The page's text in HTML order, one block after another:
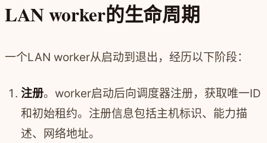
LAN worker的生命周期
一个LAN worker从启动到退出，经历以下阶段：
注册。worker启动后向调度器注册，获取唯一ID
和初始租约。注册信息包括主机标识、能力描
述、网络地址。